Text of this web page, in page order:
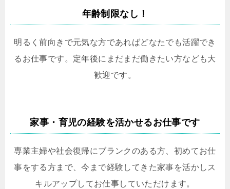
年齢制限なし！
明るく前向きで元気な方であればどなたでも活躍でき
るお仕事です。定年後にまだまだ働きたい方なども大
歓迎です。
家事・育児の経験を活かせるお仕事です
専業主婦や社会復帰にブランクのある方、初めてお仕
事をする方まで、今まで経験してきた家事を活かしス
キルアップしてお仕事していただけます。